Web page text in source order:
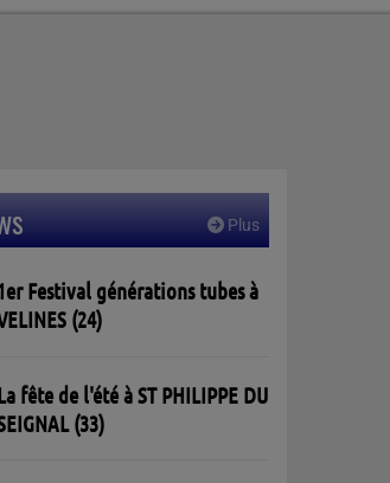
Plus
Festival générations tubes à
(24)
fête de l'été à ST PHILIPPE DU
(33)